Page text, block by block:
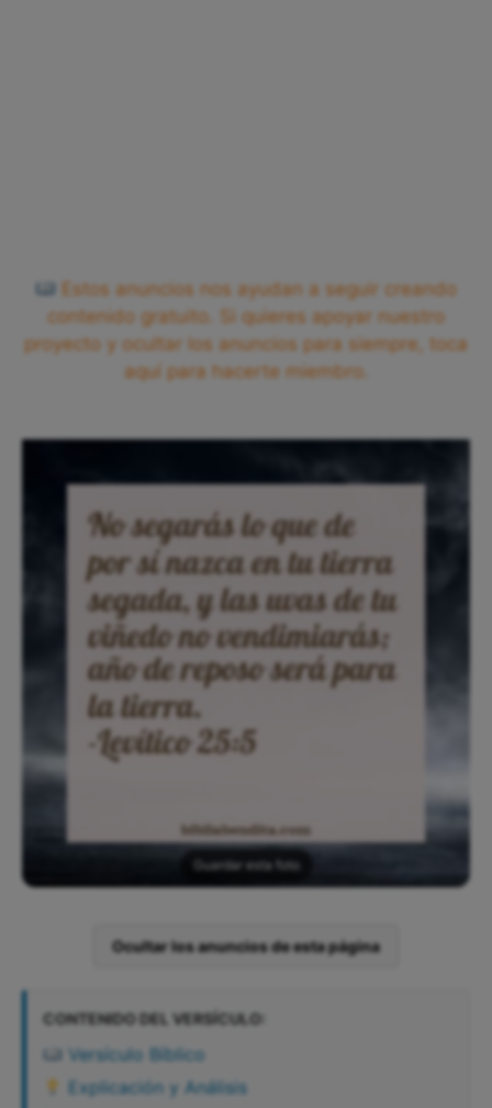
Estos anuncios nos ayudan a seguir creando
contenido gratuito. Si quieres apoyar nuestro
proyecto y ocultar los anuncios para siempre, toca
aquí para hacerte miembro.
Guardar esta foto
Ocultar los anuncios de esta página
CONTENIDO DEL VERSÍCULO:
Versículo Bíblico
Explicación y Análisis